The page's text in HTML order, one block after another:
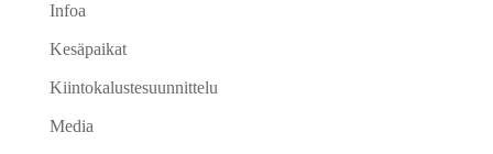
Infoa
Kesäpaikat
Kiintokalustesuunnittelu
Media